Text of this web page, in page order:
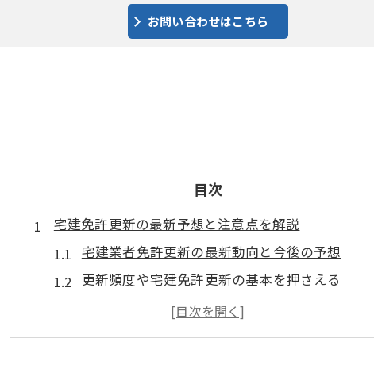
お問い合わせはこちら
目次
宅建免許更新の最新予想と注意点を解説
宅建業者免許更新の最新動向と今後の予想
更新頻度や宅建免許更新の基本を押さえる
宅建業者免許更新のよくある不安を解消する方法
法改正による宅建免許更新への影響とは